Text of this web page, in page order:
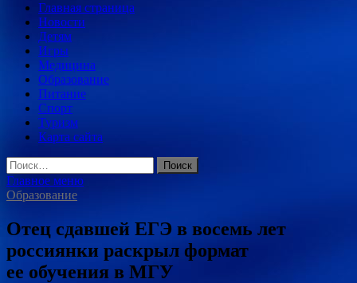
Главная страница
Новости
Детям
Игры
Медицина
Образование
Питание
Спорт
Туризм
Карта сайта
Найти:
Главное меню
Образование
Отец сдавшей ЕГЭ в восемь лет
россиянки раскрыл формат
ее обучения в МГУ